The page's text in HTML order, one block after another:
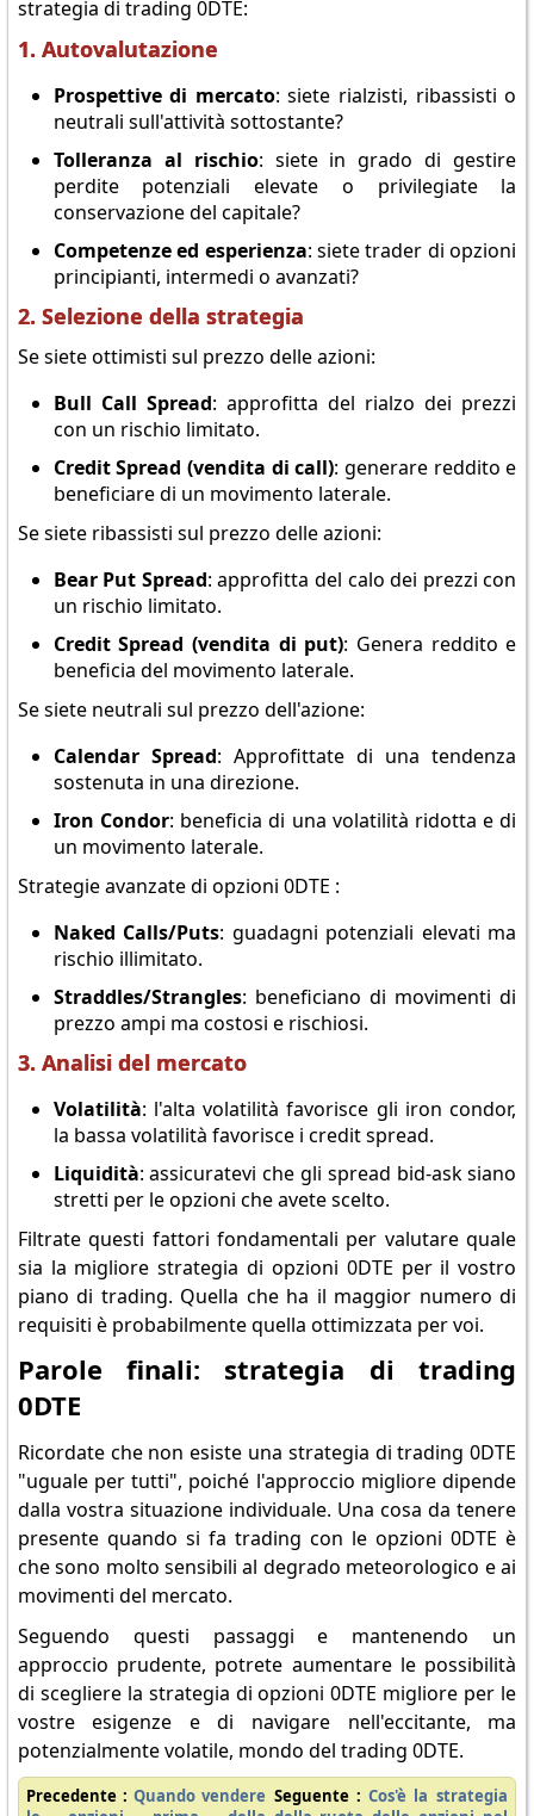
strategia di trading 0DTE:
1. Autovalutazione
Prospettive di mercato: siete rialzisti, ribassisti o
neutrali sull'attività sottostante?
Tolleranza al rischio: siete in grado di gestire
perdite potenziali elevate o privilegiate la
conservazione del capitale?
Competenze ed esperienza: siete trader di opzioni
principianti, intermedi o avanzati?
2. Selezione della strategia
Se siete ottimisti sul prezzo delle azioni:
Bull Call Spread: approfitta del rialzo dei prezzi
con un rischio limitato.
Credit Spread (vendita di call): generare reddito e
beneficiare di un movimento laterale.
Se siete ribassisti sul prezzo delle azioni:
Bear Put Spread: approfitta del calo dei prezzi con
un rischio limitato.
Credit Spread (vendita di put): Genera reddito e
beneficia del movimento laterale.
Se siete neutrali sul prezzo dell'azione:
Calendar Spread: Approfittate di una tendenza
sostenuta in una direzione.
Iron Condor: beneficia di una volatilità ridotta e di
un movimento laterale.
Strategie avanzate di opzioni 0DTE :
Naked Calls/Puts: guadagni potenziali elevati ma
rischio illimitato.
Straddles/Strangles: beneficiano di movimenti di
prezzo ampi ma costosi e rischiosi.
3. Analisi del mercato
Volatilità: l'alta volatilità favorisce gli iron condor,
la bassa volatilità favorisce i credit spread.
Liquidità: assicuratevi che gli spread bid-ask siano
stretti per le opzioni che avete scelto.
Filtrate questi fattori fondamentali per valutare quale
sia la migliore strategia di opzioni 0DTE per il vostro
piano di trading. Quella che ha il maggior numero di
requisiti è probabilmente quella ottimizzata per voi.
Parole finali: strategia di trading
0DTE
Ricordate che non esiste una strategia di trading 0DTE
"uguale per tutti", poiché l'approccio migliore dipende
dalla vostra situazione individuale. Una cosa da tenere
presente quando si fa trading con le opzioni 0DTE è
che sono molto sensibili al degrado meteorologico e ai
movimenti del mercato.
Seguendo questi passaggi e mantenendo un
approccio prudente, potrete aumentare le possibilità
di scegliere la strategia di opzioni 0DTE migliore per le
vostre esigenze e di navigare nell'eccitante, ma
potenzialmente volatile, mondo del trading 0DTE.
Precedente : Quando vendere Seguente :Cos'è la strategia